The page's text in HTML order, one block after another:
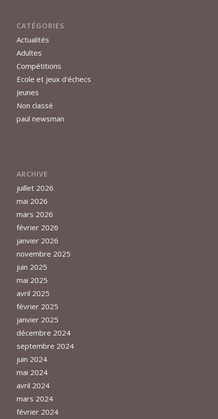
CATÉGORIES
Actualités
Adultes
Compétitions
Ecole et jeux d'échecs
Jeunes
Non classé
paul newsman
ARCHIVE
juillet 2026
mai 2026
mars 2026
février 2026
janvier 2026
novembre 2025
juin 2025
mai 2025
avril 2025
février 2025
janvier 2025
décembre 2024
septembre 2024
juin 2024
mai 2024
avril 2024
mars 2024
février 2024